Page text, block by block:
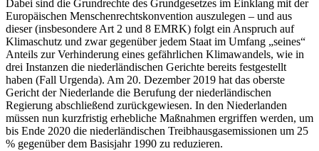
Dabei sind die Grundrechte des Grundgesetzes im Einklang mit der
Europäischen Menschenrechtskonvention auszulegen – und aus
dieser (insbesondere Art 2 und 8 EMRK) folgt ein Anspruch auf
Klimaschutz und zwar gegenüber jedem Staat im Umfang „seines“
Anteils zur Verhinderung eines gefährlichen Klimawandels, wie in
drei Instanzen die niederländischen Gerichte bereits festgestellt
haben (Fall Urgenda). Am 20. Dezember 2019 hat das oberste
Gericht der Niederlande die Berufung der niederländischen
Regierung abschließend zurückgewiesen. In den Niederlanden
müssen nun kurzfristig erhebliche Maßnahmen ergriffen werden, um
bis Ende 2020 die niederländischen Treibhausgasemissionen um 25
% gegenüber dem Basisjahr 1990 zu reduzieren.